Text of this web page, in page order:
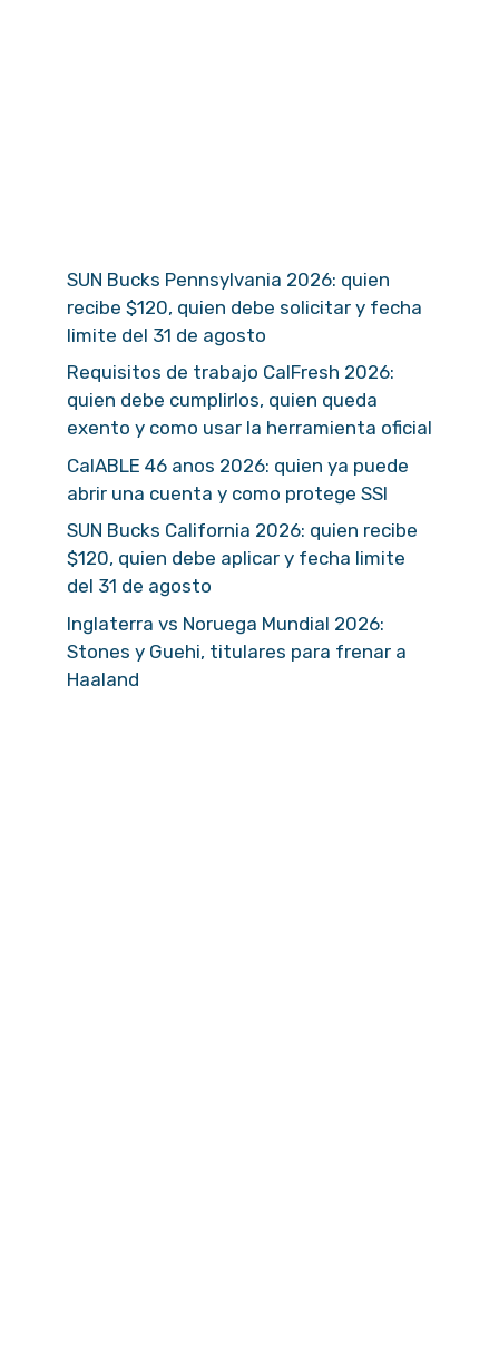
SUN Bucks Pennsylvania 2026: quien
recibe $120, quien debe solicitar y fecha
limite del 31 de agosto
Requisitos de trabajo CalFresh 2026:
quien debe cumplirlos, quien queda
exento y como usar la herramienta oficial
CalABLE 46 anos 2026: quien ya puede
abrir una cuenta y como protege SSI
SUN Bucks California 2026: quien recibe
$120, quien debe aplicar y fecha limite
del 31 de agosto
Inglaterra vs Noruega Mundial 2026:
Stones y Guehi, titulares para frenar a
Haaland